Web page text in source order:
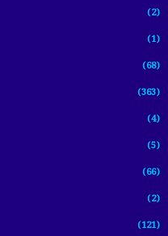
(2)
(1)
(68)
(363)
(4)
(5)
(66)
(2)
(121)